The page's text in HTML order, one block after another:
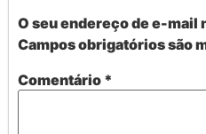
O seu endereço de e-mail
Campos obrigatórios são
Comentário *